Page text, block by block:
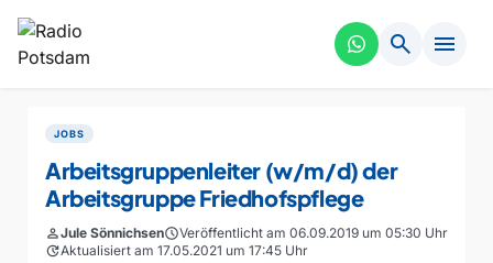
search menu
JOBS
Arbeitsgruppenleiter (w/m/d) der
Arbeitsgruppe Friedhofspflege
personJule SönnichsenscheduleVeröffentlicht am 06.09.2019 um 05:30 Uhr
updateAktualisiert am 17.05.2021 um 17:45 Uhr